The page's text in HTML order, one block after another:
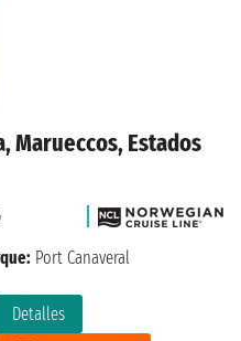
Marueccos, Estados
Detalles
Port Canaveral